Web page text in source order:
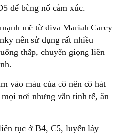
để bùng nổ cảm xúc.
mẽ từ diva Mariah Carey
nên sử dụng rất nhiều
thấp, chuyển giọng liên
vào máu của cô nên cô hát
nơi nhưng vẫn tinh tế, ăn
tục ở B4, C5, luyến láy